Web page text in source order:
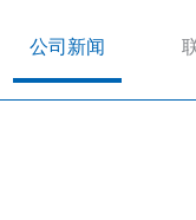
公司新闻